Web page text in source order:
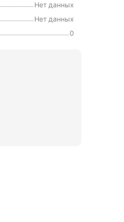
Нет данных
Нет данных
0